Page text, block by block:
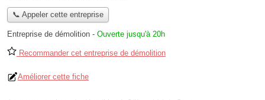
📞 Appeler cette entreprise
Entreprise de démolition - Ouverte jusqu'à 20h
Recommander cet entreprise de démolition
Améliorer cette fiche